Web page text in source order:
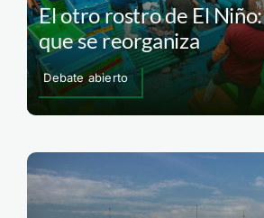
El otro rostro de El
que se reorganiza
Debate abierto